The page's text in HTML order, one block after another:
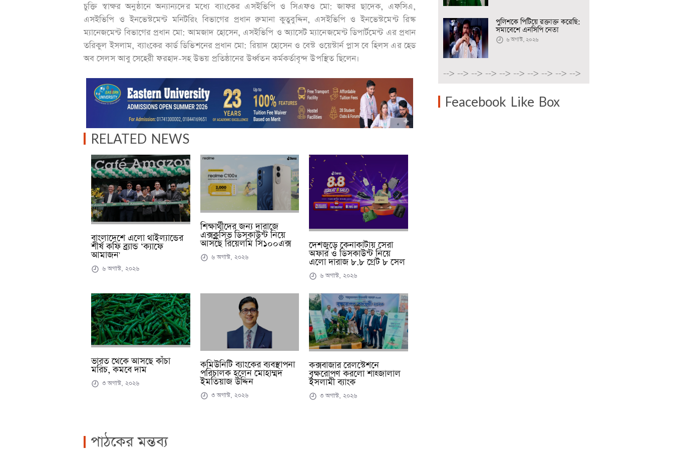
চুক্তি স্বাক্ষর অনুষ্ঠানে অন্যান্যদের মধ্যে ব্যাংকের এসইভিপি ও সিএফও মো: জাফর ছাদেক, এফসিএ,
এসইভিপি ও ইনভেস্টমেন্ট মনিটরিং বিভাগের প্রধান রুমানা কুতুবুদ্দিন, এসইভিপি ও ইনভেস্টমেন্ট রিস্ক
ম্যানেজমেন্ট বিভাগের প্রধান মো: আমজাদ হোসেন, এসইভিপি ও অ্যাসেট ম্যানেজমেন্ট ডিপার্টমেন্ট এর প্রধান
তরিকুল ইসলাম, ব্যাংকের কার্ড ডিভিশনের প্রধান মো: রিয়াদ হোসেন ও বেস্ট ওয়েস্টার্ন প্লাস বে হিলস এর হেড
অব সেলস আবু সেহেরী ফরহাদ-সহ উভয় প্রতিষ্ঠানের উর্ধ্বতন কর্মকর্তাবৃন্দ উপস্থিত ছিলেন।
RELATED NEWS
বাংলাদেশে এলো থাইল্যান্ডের
শীর্ষ কফি ব্র্যান্ড ‘ক্যাফে
আমাজন'
৬ অগাস্ট, ২০২৬
শিক্ষার্থীদের জন্য দারাজে
এক্সক্লুসিভ ডিসকাউন্ট নিয়ে
আসছে রিয়েলমি সি১০০এক্স
৬ অগাস্ট, ২০২৬
দেশজুড়ে কেনাকাটায় সেরা
অফার ও ডিসকাউন্ট নিয়ে
এলো দারাজ ৮.৮ গ্রেট ৮ সেল
৬ অগাস্ট, ২০২৬
ভারত থেকে আসছে কাঁচা
মরিচ, কমবে দাম
৩ অগাস্ট, ২০২৬
কমিউনিটি ব্যাংকের ব্যবস্থাপনা
পরিচালক হলেন মোহাম্মদ
ইমতিয়াজ উদ্দিন
৩ অগাস্ট, ২০২৬
কক্সবাজার রেলস্টেশনে
বৃক্ষরোপণ করলো শাহ্জালাল
ইসলামী ব্যাংক
৩ অগাস্ট, ২০২৬
পাঠকের মন্তব্য
পুলিশকে পিটিয়ে রক্তাক্ত করেছি:
সমাবেশে এনসিপি নেতা
৬ অগাস্ট, ২০২৬
--> --> --> --> --> --> --> --> --> -->
Feacebook Like Box